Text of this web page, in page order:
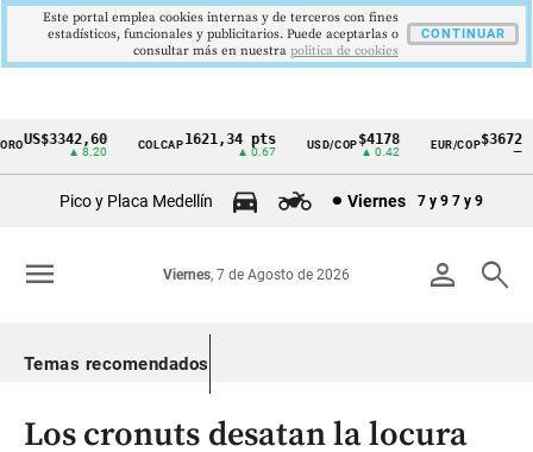
Cintillo
Colombia
US$3342,60
▲ 8.20
COLCAP1621,34 pts
▲ 0.67
USD/COP$4178
▲ 0.42
EUR/COP$3672
Pico y Placa Medellín Viernes 7 y 9 7 y 9
person search
Viernes, 7 de Agosto de 2026
menu
Temas recomendados
Los cronuts desatan la locura
Este portal emplea cookies internas y de terceros con fines
estadísticos, funcionales y publicitarios. Puede aceptarlas o
consultar más en nuestra politica de cookies
CONTINUAR